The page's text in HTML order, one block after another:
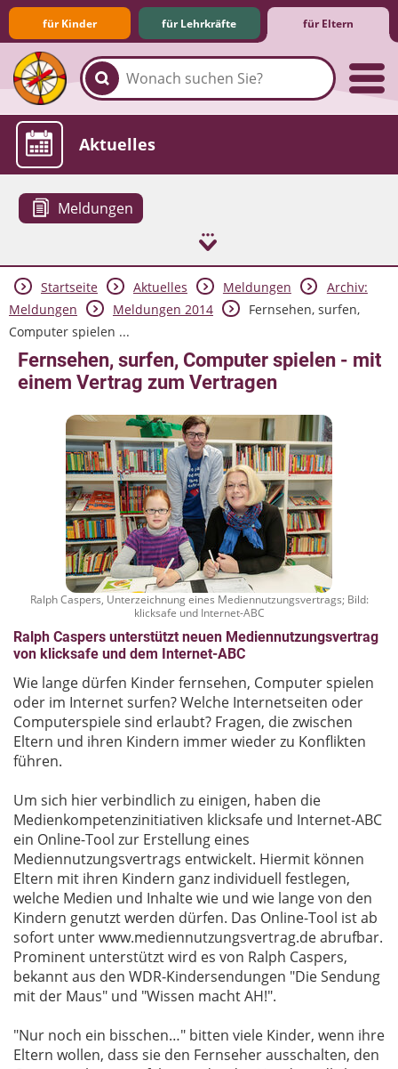
für Kinder für Lehrkräfte für Eltern
Familie & Medien
Spieletipps & Lernsoftware
Die Jüngsten im Netz
Lexikon
Aktuelles
Meldungen
Startseite Aktuelles Meldungen
Archiv:
Meldungen
Meldungen 2014
Fernsehen, surfen,
Computer spielen ...
Fernsehen, surfen, Computer spielen - mit
einem Vertrag zum Vertragen
Ralph Caspers, Unterzeichnung eines Mediennutzungsvertrags; Bild:
klicksafe und Internet-ABC
Ralph Caspers unterstützt neuen Mediennutzungsvertrag
von klicksafe und dem Internet-ABC
Wie lange dürfen Kinder fernsehen, Computer spielen
oder im Internet surfen? Welche Internetseiten oder
Computerspiele sind erlaubt? Fragen, die zwischen
Eltern und ihren Kindern immer wieder zu Konflikten
führen.
Um sich hier verbindlich zu einigen, haben die
Medienkompetenzinitiativen klicksafe und Internet-ABC
ein Online-Tool zur Erstellung eines
Mediennutzungsvertrags entwickelt. Hiermit können
Eltern mit ihren Kindern ganz individuell festlegen,
welche Medien und Inhalte wie und wie lange von den
Kindern genutzt werden dürfen. Das Online-Tool ist ab
sofort unter www.mediennutzungsvertrag.de abrufbar.
Prominent unterstützt wird es von Ralph Caspers,
bekannt aus den WDR-Kindersendungen "Die Sendung
mit der Maus" und "Wissen macht AH!".
"Nur noch ein bisschen…" bitten viele Kinder, wenn ihre
Eltern wollen, dass sie den Fernseher ausschalten, den